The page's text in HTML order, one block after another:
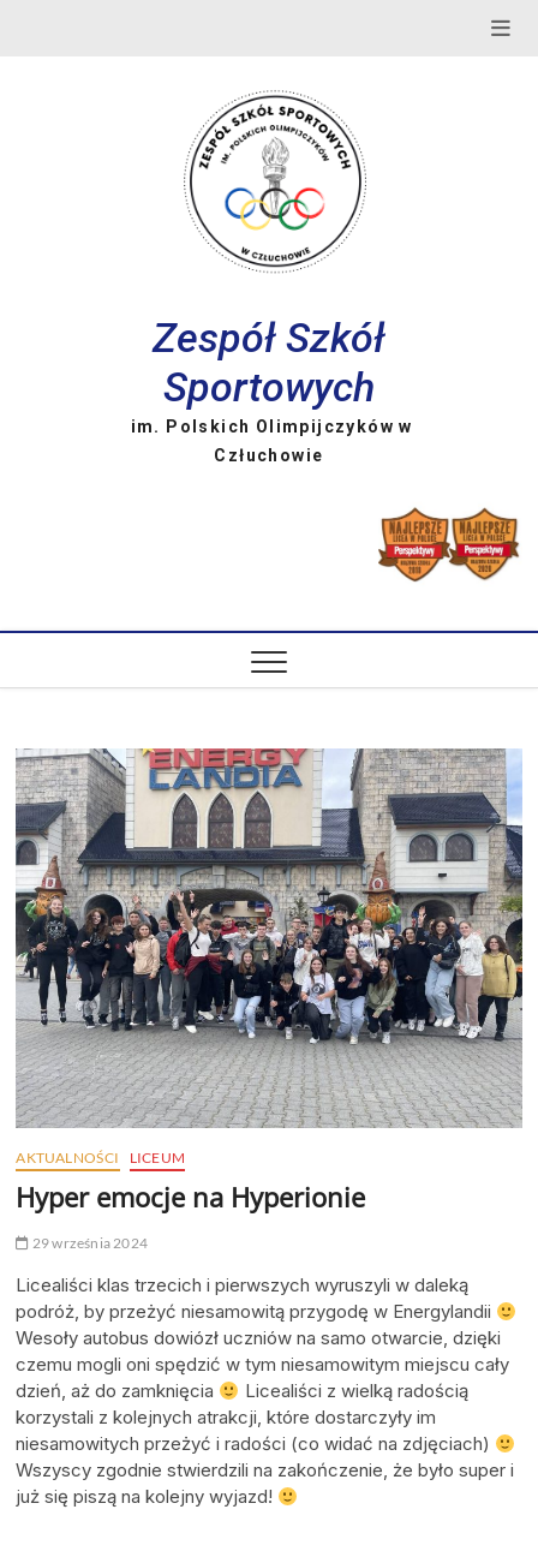
Zespół Szkół
Sportowych
im. Polskich Olimpijczyków w
Człuchowie
AKTUALNOŚCI LICEUM
Hyper emocje na Hyperionie
29 września 2024
Licealiści klas trzecich i pierwszych wyruszyli w daleką
podróż, by przeżyć niesamowitą przygodę w Energylandii
Wesoły autobus dowiózł uczniów na samo otwarcie, dzięki
czemu mogli oni spędzić w tym niesamowitym miejscu cały
dzień, aż do zamknięcia
Licealiści z wielką radością
korzystali z kolejnych atrakcji, które dostarczyły im
niesamowitych przeżyć i radości (co widać na zdjęciach)
Wszyscy zgodnie stwierdzili na zakończenie, że było super i
już się piszą na kolejny wyjazd!